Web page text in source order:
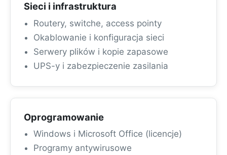
Sieci i infrastruktura
Routery, switche, access pointy
Okablowanie i konfiguracja sieci
Serwery plików i kopie zapasowe
UPS-y i zabezpieczenie zasilania
Oprogramowanie
Windows i Microsoft Office (licencje)
Programy antywirusowe